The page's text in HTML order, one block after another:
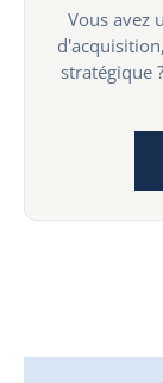
Vous avez
stratégique